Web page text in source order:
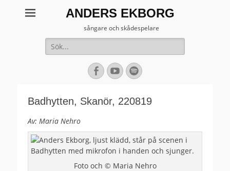
ANDERS EKBORG
sångare och skådespelare
Sök
efter:
Facebook
YouTubeSpotify
Badhytten, Skanör, 220819
Av: Maria Nehro
Foto och © Maria Nehro